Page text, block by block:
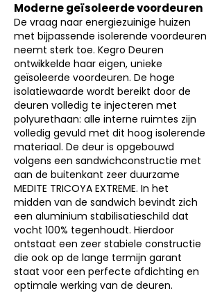
Moderne geïsoleerde voordeuren
De vraag naar energiezuinige huizen
met bijpassende isolerende voordeuren
neemt sterk toe. Kegro Deuren
ontwikkelde haar eigen, unieke
geïsoleerde voordeuren. De hoge
isolatiewaarde wordt bereikt door de
deuren volledig te injecteren met
polyurethaan: alle interne ruimtes zijn
volledig gevuld met dit hoog isolerende
materiaal. De deur is opgebouwd
volgens een sandwichconstructie met
aan de buitenkant zeer duurzame
MEDITE TRICOYA EXTREME. In het
midden van de sandwich bevindt zich
een aluminium stabilisatieschild dat
vocht 100% tegenhoudt. Hierdoor
ontstaat een zeer stabiele constructie
die ook op de lange termijn garant
staat voor een perfecte afdichting en
optimale werking van de deuren.